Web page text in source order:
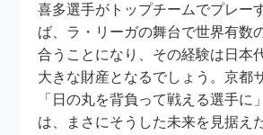
喜多選手がトップチームでプレー
ば、ラ・リーガの舞台で世界有数
合うことになり、その経験は日本
大きな財産となるでしょう。京都
「日の丸を背負って戦える選手に
は、まさにそうした未来を見据え